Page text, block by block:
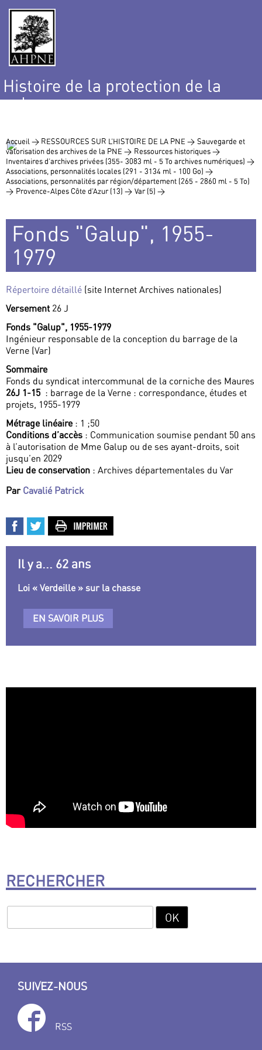
Histoire de la protection de la
nature
Accueil > RESSOURCES SUR L’HISTOIRE DE LA PNE > Sauvegarde et
valorisation des archives de la PNE > Ressources historiques >
Inventaires d’archives privées (355- 3083 ml - 5 To archives numériques) >
Associations, personnalités locales (291 - 3134 ml - 100 Go) >
Associations, personnalités par région/département (265 - 2860 ml - 5 To)
> Provence-Alpes Côte d’Azur (13) > Var (5) >
Fonds "Galup", 1955-
1979
Répertoire détaillé (site Internet Archives nationales)
Versement 26 J
Fonds "Galup", 1955-1979
Ingénieur responsable de la conception du barrage de la
Verne (Var)
Sommaire
Fonds du syndicat intercommunal de la corniche des Maures
26J 1-15 : barrage de la Verne : correspondance, études et
projets, 1955-1979
Métrage linéaire: 1 ;50
Conditions d’accès : Communication soumise pendant 50 ans
à l’autorisation de Mme Galup ou de ses ayant-droits, soit
jusqu’en 2029
Lieu de conservation : Archives départementales du Var
Par Cavalié Patrick
Il y a... 62 ans
Loi « Verdeille » sur la chasse
EN SAVOIR PLUS
RECHERCHER
SUIVEZ-NOUS
RSS